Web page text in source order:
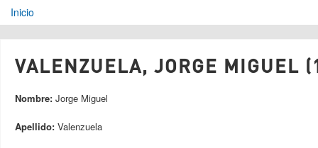
Se encuentra usted aquí
Inicio
VALENZUELA, JORGE MIGUEL
Nombre: Jorge Miguel
Apellido: Valenzuela